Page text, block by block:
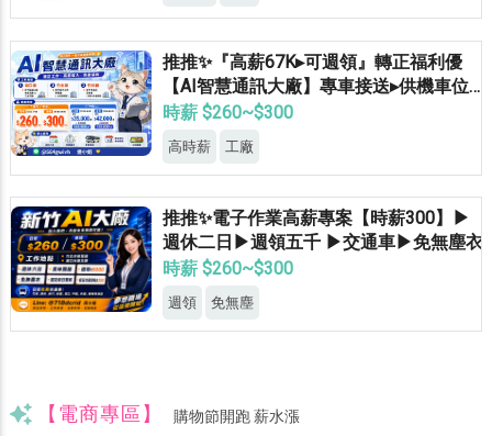
推推✨『高薪67K▸可週領』轉正福利優
【AI智慧通訊大廠】專車接送▸供機車位▸
餐費補助▸立即上班
時薪 $260~$300
高時薪 工廠
推推✨電子作業高薪專案【時薪300】▶
週休二日▶週領五千 ▶交通車▶免無塵衣
時薪 $260~$300
週領 免無塵
【電商專區】 購物節開跑 薪水漲